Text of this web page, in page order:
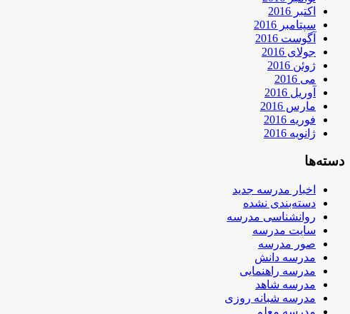
اکتبر 2016
سپتامبر 2016
آگوست 2016
جولای 2016
ژوئن 2016
می 2016
آوریل 2016
مارس 2016
فوریه 2016
ژانویه 2016
دسته‌ها
اخبار مدرسه جدید
دسته‌بندی نشده
روانشناسی مدرسه
سایت مدرسه
صور مدرسه
مدرسه دانش
مدرسه راهنمایی
مدرسه شاهد
مدرسه شبانه روزی
مدرسه معلم